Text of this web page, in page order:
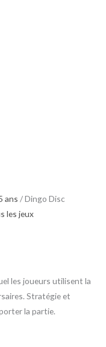
ans / Dingo Disc
les jeux
les joueurs utilisent la
Stratégie et
la partie.